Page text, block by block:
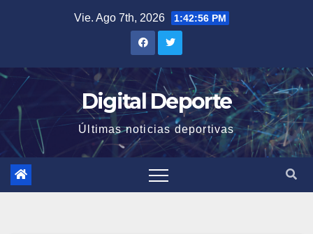
Vie. Ago 7th, 2026 1:42:57 PM
Digital Deporte
Últimas noticias deportivas